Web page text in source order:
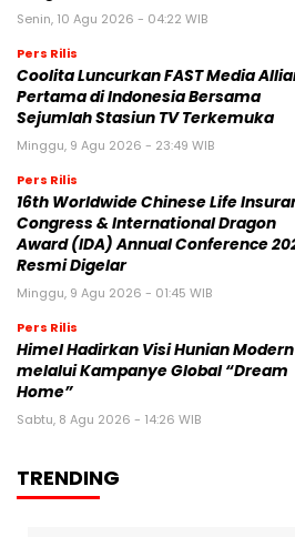
Senin, 10 Agu 2026 - 04:22 WIB
Pers Rilis
Coolita Luncurkan FAST Media
Pertama di Indonesia Bersama
Sejumlah Stasiun TV Terkemuka
Minggu, 9 Agu 2026 - 23:49 WIB
Pers Rilis
16th Worldwide Chinese Life
Congress & International Dragon
Award (IDA) Annual Conference
Resmi Digelar
Minggu, 9 Agu 2026 - 01:45 WIB
Pers Rilis
Himel Hadirkan Visi Hunian Modern
melalui Kampanye Global “Dream
Home”
Sabtu, 8 Agu 2026 - 14:26 WIB
TRENDING